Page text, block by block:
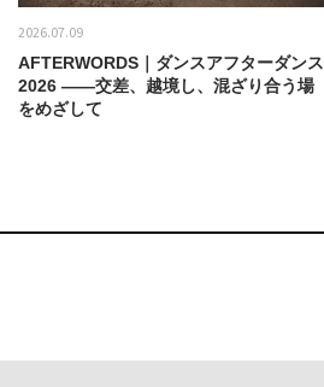
2026.07.09
AFTERWORDS｜ダンスアフターダンス
2026 ——交差、越境し、混ざり合う場
をめざして